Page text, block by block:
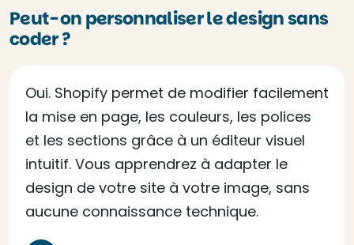
Peut-on personnaliser le design sans
coder ?
Oui. Shopify permet de modifier facilement
la mise en page, les couleurs, les polices
et les sections grâce à un éditeur visuel
intuitif. Vous apprendrez à adapter le
design de votre site à votre image, sans
aucune connaissance technique.